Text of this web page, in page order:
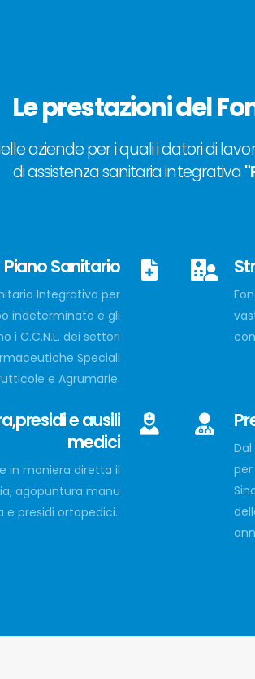
Le prestazioni del
aziende per i quali i datori di
di assistenza sanitaria integrativa
Piano Sanitario
Integrativa per
indeterminato e gli
i C.C.N.L. dei settori
Speciali
e Agrumarie.
e ausili
medici
in maniera diretta il
agopuntura manu
e presidi ortopedici..